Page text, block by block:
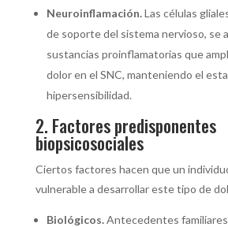
Neuroinflamación.Las células
de soporte del sistema nervioso, se
sustancias proinflamatorias que
dolor en el SNC, manteniendo el
hipersensibilidad.
2. Factores predisponentes
biopsicosociales
Ciertos factores hacen que un
vulnerable a desarrollar este tipo de
Biológicos.Antecedentes